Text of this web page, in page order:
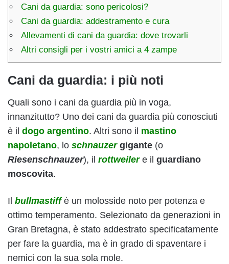
Cani da guardia: sono pericolosi?
Cani da guardia: addestramento e cura
Allevamenti di cani da guardia: dove trovarli
Altri consigli per i vostri amici a 4 zampe
Cani da guardia: i più noti
Quali sono i cani da guardia più in voga,
innanzitutto? Uno dei cani da guardia più conosciuti
è il dogo argentino. Altri sono il mastino
napoletano, lo schnauzergigante (o
Riesenschnauzer), il rottweilere il guardiano
moscovita.
Il bullmastiffè un molosside noto per potenza e
ottimo temperamento. Selezionato da generazioni in
Gran Bretagna, è stato addestrato specificatamente
per fare la guardia, ma è in grado di spaventare i
nemici con la sua sola mole.